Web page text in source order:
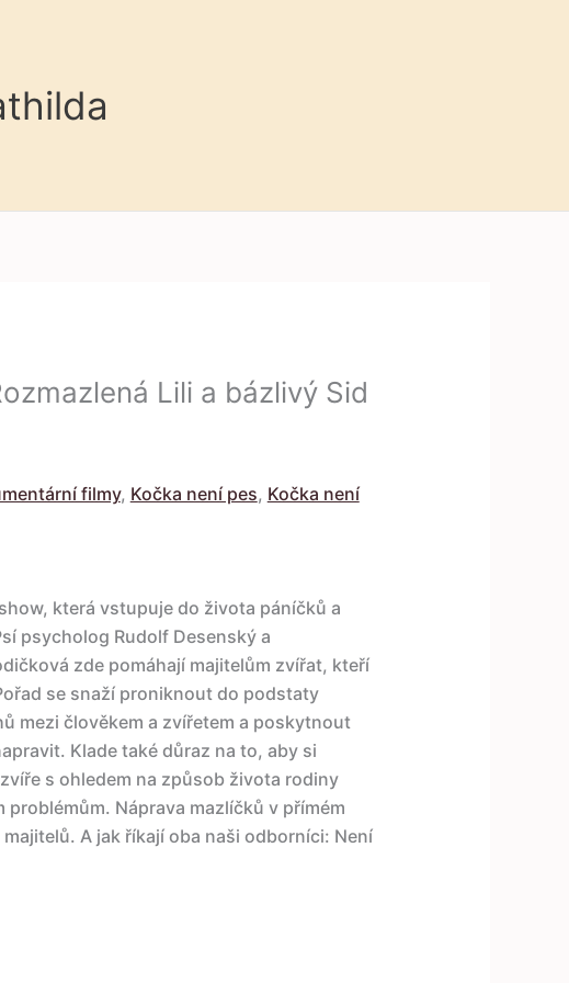
Lili a bázlivý Sid
filmy, Kočka není pes, Kočka není
která vstupuje do života páníčků a
psycholog Rudolf Desenský a
zde pomáhají majitelům zvířat, kteří
se snaží proniknout do podstaty
mezi člověkem a zvířetem a poskytnout
Klade také důraz na to, aby si
s ohledem na způsob života rodiny
Náprava mazlíčků v přímém
A jak říkají oba naši odborníci: Není